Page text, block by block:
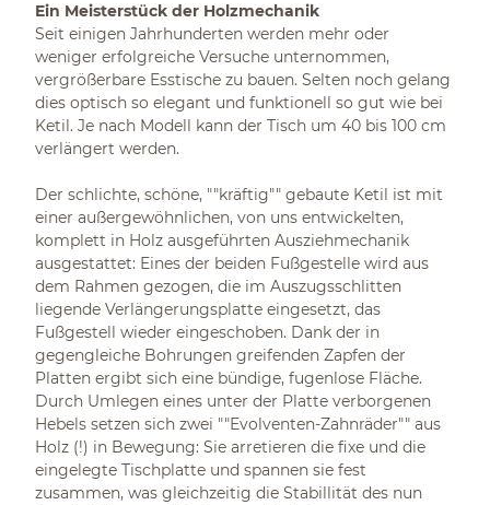
Ein Meisterstück der Holzmechanik
Seit einigen Jahrhunderten werden mehr oder
weniger erfolgreiche Versuche unternommen,
vergrößerbare Esstische zu bauen. Selten noch gelang
dies optisch so elegant und funktionell so gut wie bei
Ketil. Je nach Modell kann der Tisch um 40 bis 100 cm
verlängert werden.
Der schlichte, schöne, ""kräftig"" gebaute Ketil ist mit
einer außergewöhnlichen, von uns entwickelten,
komplett in Holz ausgeführten Ausziehmechanik
ausgestattet: Eines der beiden Fußgestelle wird aus
dem Rahmen gezogen, die im Auszugsschlitten
liegende Verlängerungsplatte eingesetzt, das
Fußgestell wieder eingeschoben. Dank der in
gegengleiche Bohrungen greifenden Zapfen der
Platten ergibt sich eine bündige, fugenlose Fläche.
Durch Umlegen eines unter der Platte verborgenen
Hebels setzen sich zwei ""Evolventen-Zahnräder"" aus
Holz (!) in Bewegung: Sie arretieren die fixe und die
eingelegte Tischplatte und spannen sie fest
zusammen, was gleichzeitig die Stabillität des nun